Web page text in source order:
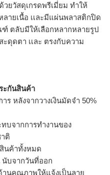
ยวัสดุเกรดพรีเมี่ยม ทำให้
ายเนื้อ เเละมีแผ่นพลาสติกปิด
ตลับมีให้เลือกหลากหลายรูป
ดุดตา เเละ ตรงกับความ
ะกันสินค้า
ร หลังจากวางเงินมัดจำ 50%
ทบจากการทำงานของ
ติ
สินค้าทั้งหมด
นับจากวันที่ออก
นคุณภาพให้แจ้งเป็นลาย